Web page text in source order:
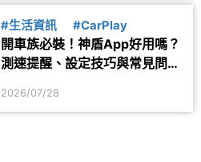
#生活資訊 #CarPlay
開車族必裝！神盾App好用嗎？
測速提醒、設定技巧與常見問題
2026/07/28